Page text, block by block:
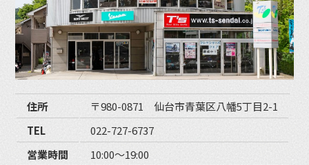
住所
〒980-0871 仙台市青葉区八幡5丁目2-1
TEL
022-727-6737
営業時間
10:00〜19:00